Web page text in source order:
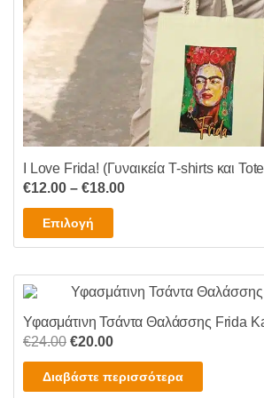
I Love Frida! (Γυναικεία T-shirts και
€12.00 – €18.00Price
through
€18.00
Επιλογή
το
πολλαπλές
παραλλαγές.
Οι
επιλογές
μπορούν
Υφασμάτινη Τσάντα Θαλάσσης Frida
€24.00 Original
price
was:
€20.00Η
τρέχουσα
τιμή
Διαβάστε περισσότερα